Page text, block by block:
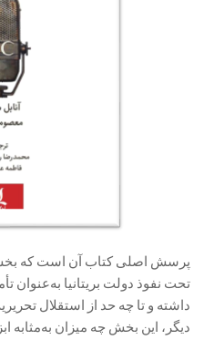
پرسش اصلی کتاب آن است که
تحت نفوذ دولت بریتانیا به‌عنوان
داشته و تا چه حد از استقلال
دیگر، این بخش چه میزان به‌مثابه